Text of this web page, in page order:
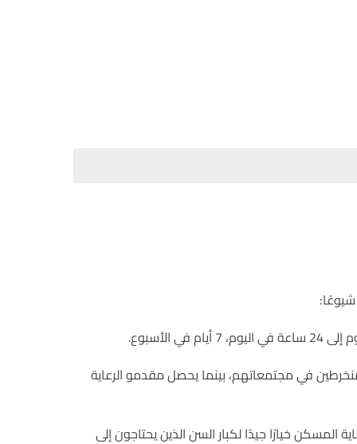
في مجتمعاتهم، بينما يحصل مقدمو الرعاية
المسكن خيارًا جيدًا لكبار السن الذين يحتاجون إلى